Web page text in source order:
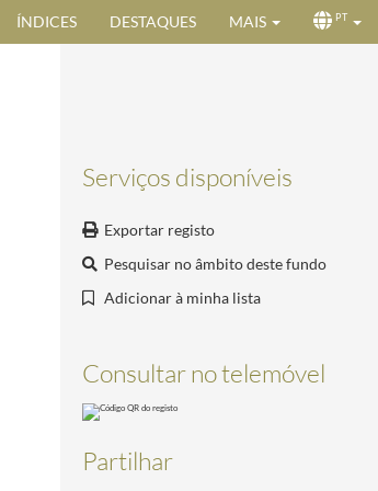
ÍNDICES DESTAQUES MAIS PT
Serviços disponíveis
Exportar registo
Pesquisar no âmbito deste fundo
Adicionar à minha lista
Consultar no telemóvel
Partilhar